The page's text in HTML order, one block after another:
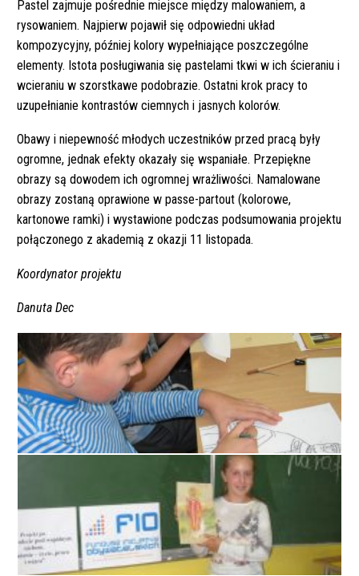
Pastel zajmuje pośrednie miejsce między malowaniem, a
rysowaniem. Najpierw pojawił się odpowiedni układ
kompozycyjny, później kolory wypełniające poszczególne
elementy. Istota posługiwania się pastelami tkwi w ich ścieraniu i
wcieraniu w szorstkawe podobrazie. Ostatni krok pracy to
uzupełnianie kontrastów ciemnych i jasnych kolorów.
Obawy i niepewność młodych uczestników przed pracą były
ogromne, jednak efekty okazały się wspaniałe. Przepiękne
obrazy są dowodem ich ogromnej wrażliwości. Namalowane
obrazy zostaną oprawione w passe-partout (kolorowe,
kartonowe ramki) i wystawione podczas podsumowania projektu
połączonego z akademią z okazji 11 listopada.
Koordynator projektu
Danuta Dec